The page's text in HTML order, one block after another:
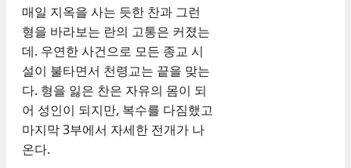
매일 지옥을 사는 듯한 찬과 그런
형을 바라보는 란의 고통은 커졌는
데. 우연한 사건으로 모든 종교 시
설이 불타면서 천령교는 끝을 맞는
다. 형을 잃은 찬은 자유의 몸이 되
어 성인이 되지만, 복수를 다짐했고
마지막 3부에서 자세한 전개가 나
온다.